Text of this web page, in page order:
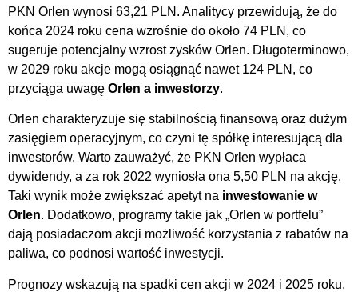
PKN Orlen wynosi 63,21 PLN. Analitycy przewidują, że do
końca 2024 roku cena wzrośnie do około 74 PLN, co
sugeruje potencjalny wzrost zysków Orlen. Długoterminowo,
w 2029 roku akcje mogą osiągnąć nawet 124 PLN, co
przyciąga uwagę Orlen a inwestorzy.
Orlen charakteryzuje się stabilnością finansową oraz dużym
zasięgiem operacyjnym, co czyni tę spółkę interesującą dla
inwestorów. Warto zauważyć, że PKN Orlen wypłaca
dywidendy, a za rok 2022 wyniosła ona 5,50 PLN na akcję.
Taki wynik może zwiększać apetyt na inwestowanie w
Orlen. Dodatkowo, programy takie jak „Orlen w portfelu”
dają posiadaczom akcji możliwość korzystania z rabatów na
paliwa, co podnosi wartość inwestycji.
Prognozy wskazują na spadki cen akcji w 2024 i 2025 roku,